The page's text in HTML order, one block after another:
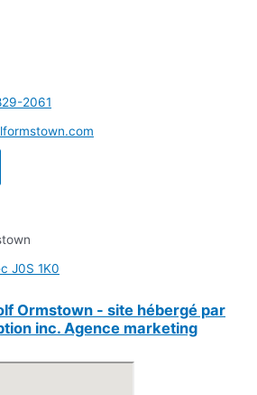
2061
J0S 1K0
Ormstown - site hébergé par
inc. Agence marketing